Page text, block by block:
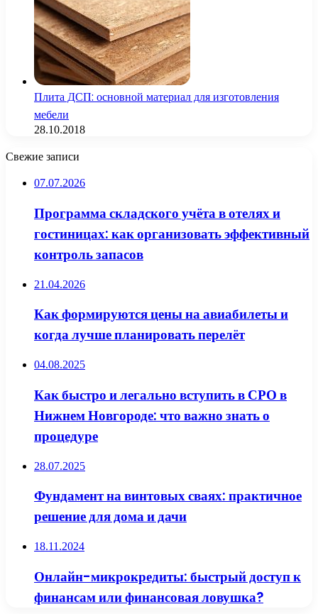
Плита ДСП: основной материал для изготовления
мебели
28.10.2018
Свежие записи
07.07.2026
Программа складского учёта в отелях и
гостиницах: как организовать эффективный
контроль запасов
21.04.2026
Как формируются цены на авиабилеты и
когда лучше планировать перелёт
04.08.2025
Как быстро и легально вступить в СРО в
Нижнем Новгороде: что важно знать о
процедуре
28.07.2025
Фундамент на винтовых сваях: практичное
решение для дома и дачи
18.11.2024
Онлайн-микрокредиты: быстрый доступ к
финансам или финансовая ловушка?